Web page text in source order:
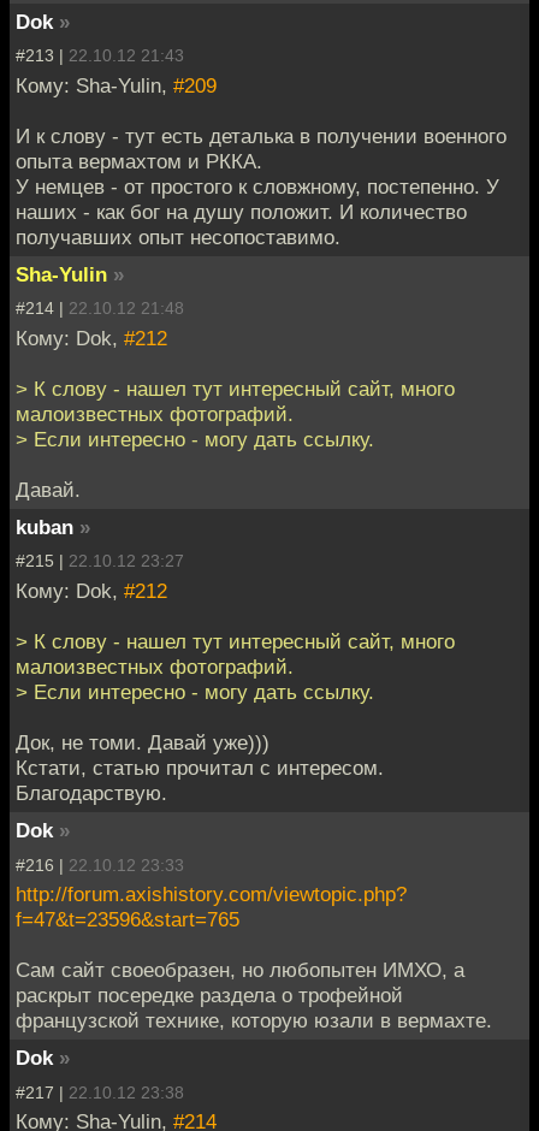
Dok »
#213 | 22.10.12 21:43
Кому: Sha-Yulin, #209
И к слову - тут есть деталька в получении военного
опыта вермахтом и РККА.
У немцев - от простого к словжному, постепенно. У
наших - как бог на душу положит. И количество
получавших опыт несопоставимо.
Sha-Yulin »
#214 | 22.10.12 21:48
Кому: Dok, #212
> К слову - нашел тут интересный сайт, много
малоизвестных фотографий.
> Если интересно - могу дать ссылку.
Давай.
kuban »
#215 | 22.10.12 23:27
Кому: Dok, #212
> К слову - нашел тут интересный сайт, много
малоизвестных фотографий.
> Если интересно - могу дать ссылку.
Док, не томи. Давай уже)))
Кстати, статью прочитал с интересом.
Благодарствую.
Dok »
#216 | 22.10.12 23:33
http://forum.axishistory.com/viewtopic.php?
f=47&t=23596&start=765
Сам сайт своеобразен, но любопытен ИМХО, а
раскрыт посередке раздела о трофейной
французской технике, которую юзали в вермахте.
Dok »
#217 | 22.10.12 23:38
Кому: Sha-Yulin, #214